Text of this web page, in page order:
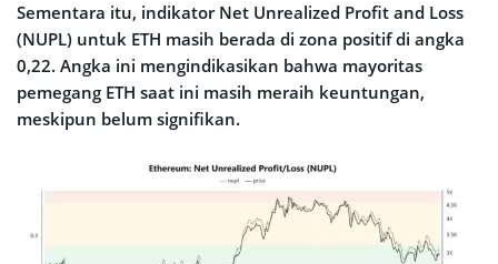
Sementara itu, indikator Net Unrealized Profit and Loss
(NUPL) untuk ETH masih berada di zona positif di angka
0,22. Angka ini mengindikasikan bahwa mayoritas
pemegang ETH saat ini masih meraih keuntungan,
meskipun belum signifikan.